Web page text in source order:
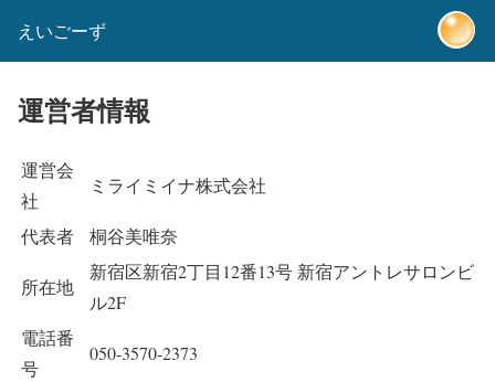
えいごーず
運営者情報
運営会
社
ミライミイナ株式会社
代表者 桐谷美唯奈
所在地
新宿区新宿2丁目12番13号 新宿アントレサロンビ
ル2F
電話番
号
050-3570-2373